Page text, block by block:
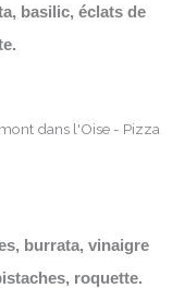
basilic, éclats de
burrata, vinaigre
roquette.